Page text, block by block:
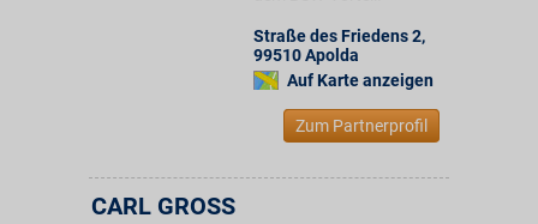
Straße des Friedens 2,
99510Apolda
Auf Karte anzeigen
Zum Partnerprofil
CARL GROSS